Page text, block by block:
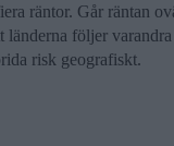
räntor. Går räntan
länderna följer
risk geografiskt.